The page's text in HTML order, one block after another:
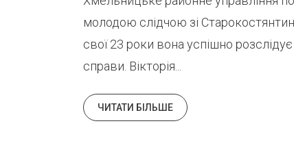
молодою слідчою зі
свої 23 роки вона успішно розслідує
справи. Вікторія...
ЧИТАТИ БІЛЬШЕ